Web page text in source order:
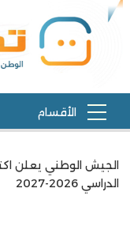
الجيش الوطني يعلن
الدراسي 2026-2027